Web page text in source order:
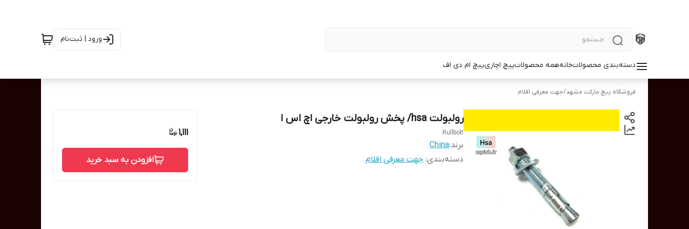
ورود | ثبت‌نام
دسته‌بندی محصولاتخانههمه محصولاتپیچ اچاریپیچ ام دی اف
فروشگاه پیچ مارکت مشهد/جهت معرفی اقلام
رولبولت hsa/ پخش رولبولت خارجی اچ اس ا
Rullbolt
برند:China
دسته‌بندی: جهت معرفی اقلام
1,111
افزودن به سبد خرید